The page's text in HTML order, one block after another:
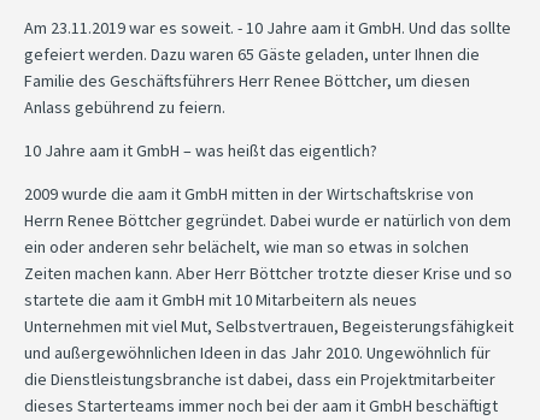
Am 23.11.2019 war es soweit. - 10 Jahre aam it GmbH. Und das sollte
gefeiert werden. Dazu waren 65 Gäste geladen, unter Ihnen die
Familie des Geschäftsführers Herr Renee Böttcher, um diesen
Anlass gebührend zu feiern.
10 Jahre aam it GmbH – was heißt das eigentlich?
2009 wurde die aam it GmbH mitten in der Wirtschaftskrise von
Herrn Renee Böttcher gegründet. Dabei wurde er natürlich von dem
ein oder anderen sehr belächelt, wie man so etwas in solchen
Zeiten machen kann. Aber Herr Böttcher trotzte dieser Krise und so
startete die aam it GmbH mit 10 Mitarbeitern als neues
Unternehmen mit viel Mut, Selbstvertrauen, Begeisterungsfähigkeit
und außergewöhnlichen Ideen in das Jahr 2010. Ungewöhnlich für
die Dienstleistungsbranche ist dabei, dass ein Projektmitarbeiter
dieses Starterteams immer noch bei der aam it GmbH beschäftigt